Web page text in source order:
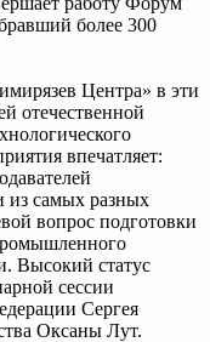
более 300
Центра» в эти
отечественной
впечатляет:
из самых разных
вопрос подготовки
Высокий статус
сессии
Сергея
Оксаны Лут.